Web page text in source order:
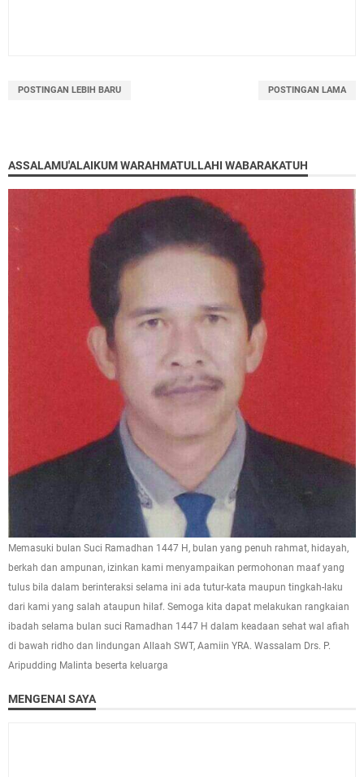
POSTINGAN LEBIH BARU POSTINGAN LAMA
ASSALAMU'ALAIKUM WARAHMATULLAHI WABARAKATUH
Memasuki bulan Suci Ramadhan 1447 H, bulan yang penuh rahmat, hidayah,
berkah dan ampunan, izinkan kami menyampaikan permohonan maaf yang
tulus bila dalam berinteraksi selama ini ada tutur-kata maupun tingkah-laku
dari kami yang salah ataupun hilaf. Semoga kita dapat melakukan rangkaian
ibadah selama bulan suci Ramadhan 1447 H dalam keadaan sehat wal afiah
di bawah ridho dan lindungan Allaah SWT, Aamiin YRA. Wassalam Drs. P.
Aripudding Malinta beserta keluarga
MENGENAI SAYA